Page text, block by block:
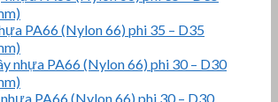
PA66 (Nylon 66) phi 35 – D35
nhựa PA66 (Nylon 66) phi 30 – D30